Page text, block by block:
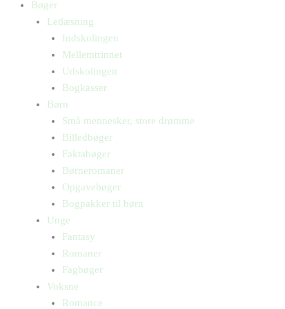
Bøger
Letlæsning
Indskolingen
Mellemtrinnet
Udskolingen
Bogkasser
Børn
Små mennesker, store drømme
Billedbøger
Faktabøger
Børneromaner
Opgavebøger
Bogpakker til børn
Unge
Fantasy
Romaner
Fagbøger
Voksne
Romance